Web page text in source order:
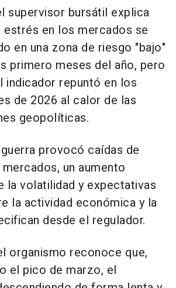
supervisor bursátil explica
estrés en los mercados se
en una zona de riesgo "bajo"
primero meses del año, pero
indicador repuntó en los
de 2026 al calor de las
geopolíticas.
provocó caídas de
un aumento
la volatilidad y expectativas
la actividad económica y la
desde el regulador.
organismo reconoce que,
el pico de marzo, el